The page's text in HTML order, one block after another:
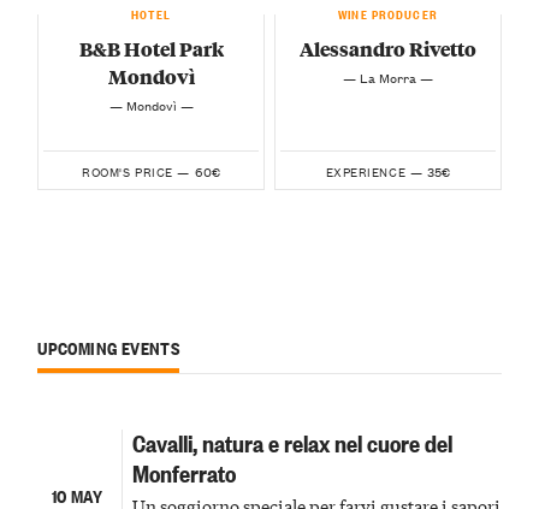
HOTEL
B&B Hotel Park
Mondovì
— Mondovì —
ROOM'S PRICE — 60€
WINE PRODUCER
Alessandro Rivetto
— La Morra —
EXPERIENCE — 35€
UPCOMING EVENTS
10 MAY
Cavalli, natura e relax nel cuore del
Monferrato